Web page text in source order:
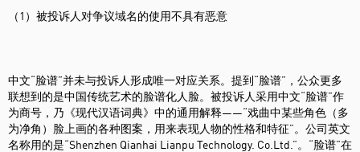
（1）被投诉人对争议域名的使用不具有恶意
中文“脸谱”并未与投诉人形成唯一对应关系。提到“脸谱”，公众更多
联想到的是中国传统艺术的脸谱化人脸。被投诉人采用中文“脸谱”作
为商号，乃《现代汉语词典》中的通用解释——“戏曲中某些角色（多
为净角）脸上画的各种图案，用来表现人物的性格和特征”。公司英文
名称用的是“Shenzhen Qianhai Lianpu Technology. Co.Ltd.”。“脸谱”在